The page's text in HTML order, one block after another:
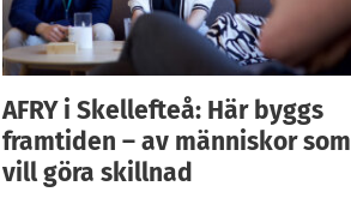
AFRY i Skellefteå: Här byggs
framtiden – av människor som
vill göra skillnad